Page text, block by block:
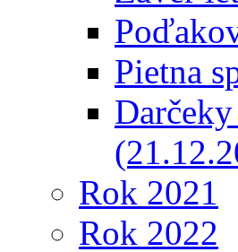
Pietna
Rok 2021
Rok 2022